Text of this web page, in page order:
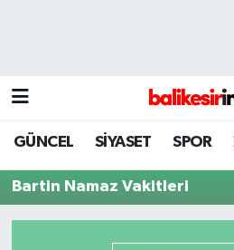
GÜNCEL SİYASET SPOR
Bartin Namaz Vakitleri